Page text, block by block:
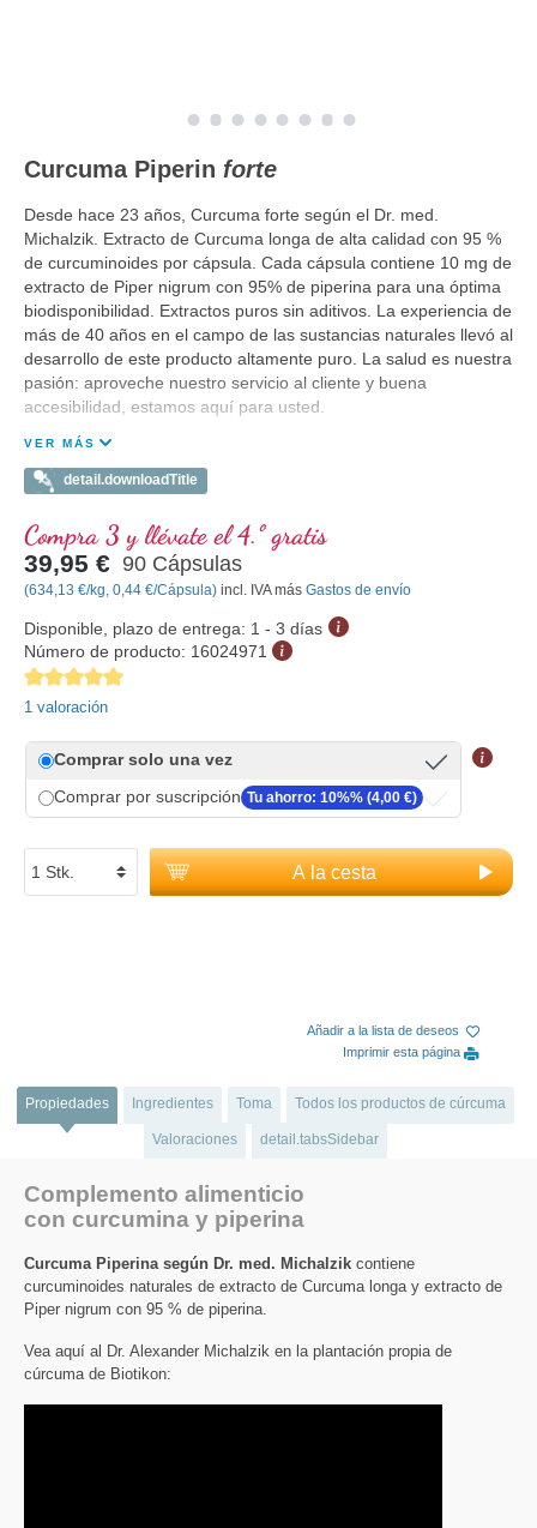
Curcuma Piperin forte
Desde hace 23 años, Curcuma forte según el Dr. med.
Michalzik. Extracto de Curcuma longa de alta calidad con 95 %
de curcuminoides por cápsula. Cada cápsula contiene 10 mg de
extracto de Piper nigrum con 95% de piperina para una óptima
biodisponibilidad. Extractos puros sin aditivos. La experiencia de
más de 40 años en el campo de las sustancias naturales llevó al
desarrollo de este producto altamente puro. La salud es nuestra
pasión: aproveche nuestro servicio al cliente y buena
accesibilidad, estamos aquí para usted.
VER MÁS
detail.downloadTitle
Compra 3 y llévate el 4.º gratis
39,95 € 90 Cápsulas
(634,13 €/kg, 0,44 €/Cápsula) incl. IVA más Gastos de envío
Disponible, plazo de entrega: 1 - 3 días
Número de producto: 16024971
Calificación promedio de 5 de 5 estrellas
1 valoración
Comprar solo una vez
Comprar por suscripción Tu ahorro: 10%% (4,00 €)
A la cesta
Añadir a la lista de deseos
Imprimir esta página
Propiedades Ingredientes Toma Todos los productos de cúrcuma
Valoraciones detail.tabsSidebar
Complemento alimenticio
con curcumina y piperina
Curcuma Piperina según Dr. med. Michalzik contiene
curcuminoides naturales de extracto de Curcuma longa y extracto de
Piper nigrum con 95 % de piperina.
Vea aquí al Dr. Alexander Michalzik en la plantación propia de
cúrcuma de Biotikon: